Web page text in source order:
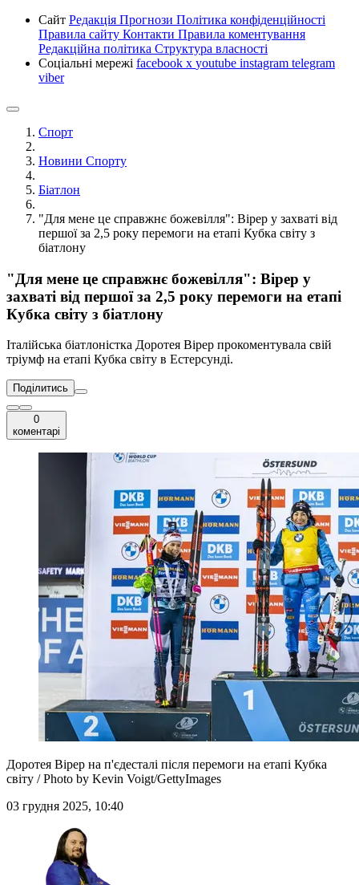
Сайт Редакція Прогнози Політика конфіденційності
Правила сайту Контакти Правила коментування
Редакційна політика Структура власності
Соціальні мережі facebook x youtube instagram telegram
viber
Спорт
Новини Спорту
Біатлон
"Для мене це справжнє божевілля": Вірер у захваті від
першої за 2,5 року перемоги на етапі Кубка світу з
біатлону
"Для мене це справжнє божевілля": Вірер у
захваті від першої за 2,5 року перемоги на етапі
Кубка світу з біатлону
Італійська біатлоністка Доротея Вірер прокоментувала свій
тріумф на етапі Кубка світу в Естерсунді.
Поділитись
0
коментарі
Доротея Вірер на п'єдесталі після перемоги на етапі Кубка
світу / Photo by Kevin Voigt/GettyImages
03 грудня 2025, 10:40